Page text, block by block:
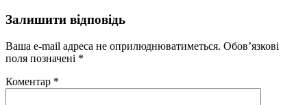
Залишити відповідь
Ваша e-mail адреса не оприлюднюватиметься. Обов’язкові
поля позначені *
Коментар *